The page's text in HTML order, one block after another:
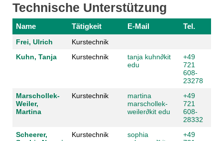
Technische Unterstützung
Name Tätigkeit E-Mail Tel.
Frei, Ulrich
Kurstechnik
Kuhn, Tanja
Kurstechnik tanja kuhn∂kit
edu
+49
721
608-
23278
Marschollek-
Weiler,
Martina
Kurstechnik
martina
marschollek-
weiler∂kit edu
+49
721
608-
28332
Scheerer,
Kurstechnik
sophia
+49